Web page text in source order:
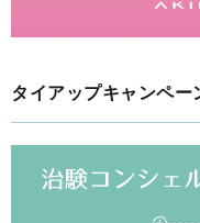
タイアップキャンペー